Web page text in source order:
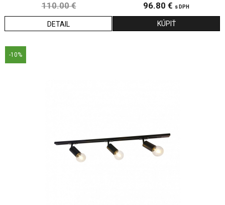
110.00 € 96.80 € s DPH
DETAIL
-10%